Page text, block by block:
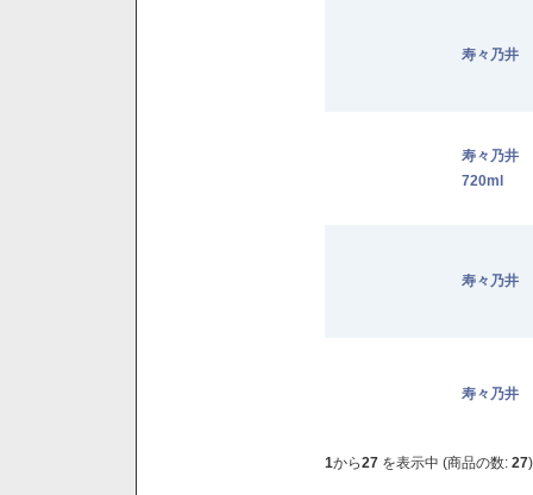
寿々乃井
寿々乃井
720ml
寿々乃井
寿々乃井
1から27 を表示中 (商品の数: 27)